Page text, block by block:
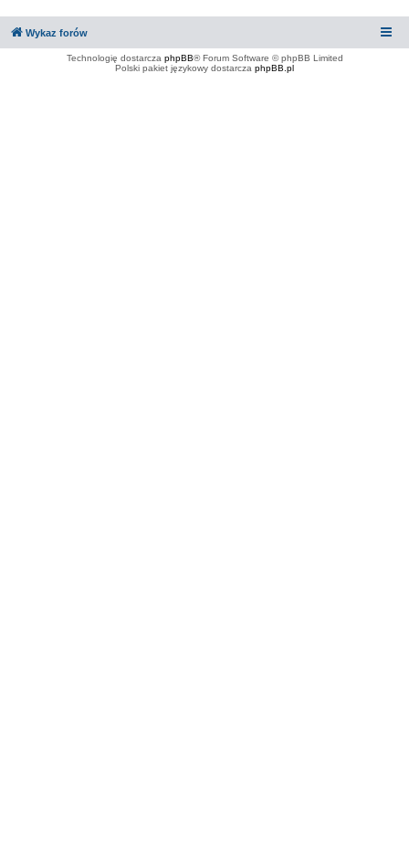
Wykaz forów
Technologię dostarcza phpBB® Forum Software © phpBB Limited
Polski pakiet językowy dostarcza phpBB.pl